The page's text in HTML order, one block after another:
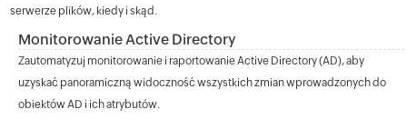
serwerze plików, kiedy i skąd.
Monitorowanie Active Directory
Zautomatyzuj monitorowanie i raportowanie Active Directory (AD), aby
uzyskać panoramiczną widoczność wszystkich zmian wprowadzonych do
obiektów AD i ich atrybutów.